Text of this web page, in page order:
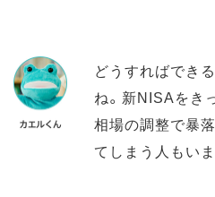
どうすればでき
ね。新NISAをき
相場の調整で暴
てしまう人もいま